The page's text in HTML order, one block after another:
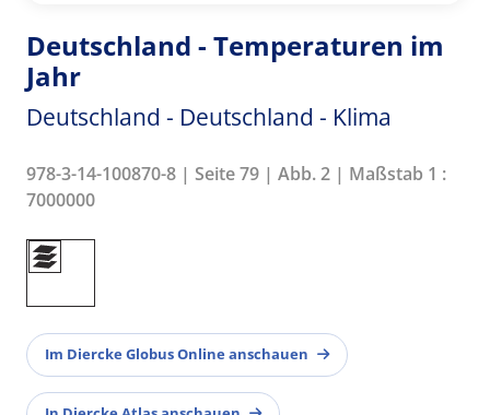
Deutschland - Temperaturen im
Jahr
Deutschland - Deutschland - Klima
978-3-14-100870-8 | Seite 79 | Abb. 2 | Maßstab 1 :
7000000
Im Diercke Globus Online anschauen